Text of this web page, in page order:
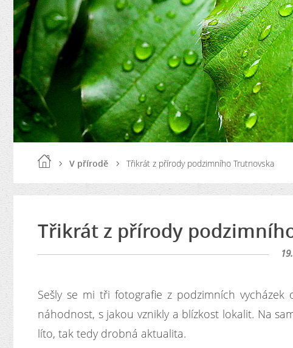
V přírodě Třikrát z přírody podzimního Trutnovska
Třikrát z přírody
Sešly se mi tři fotografie z podzimních
náhodnost, s jakou vznikly a blízkost lokalit. Na
líto, tak tedy drobná aktualita.